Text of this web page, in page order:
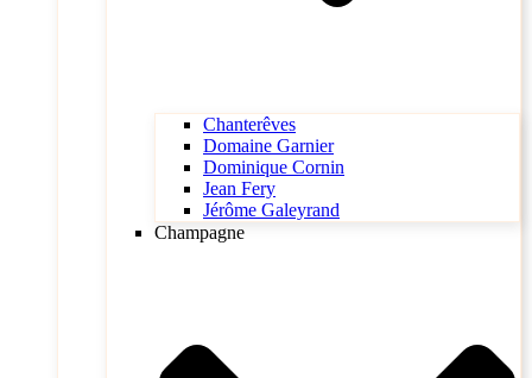
Chanterêves
Domaine Garnier
Dominique Cornin
Jean Fery
Jérôme Galeyrand
Champagne